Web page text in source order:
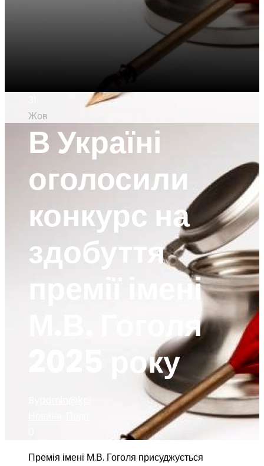
Жов
В Україні
оголосили
конкурс на
здобуття
премії імені
М.В. Гоголя
2025 року
Премія імені М.В. Гоголя присуджується